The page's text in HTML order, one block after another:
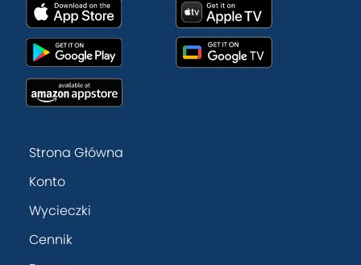
Strona Główna
Konto
Wycieczki
Cennik